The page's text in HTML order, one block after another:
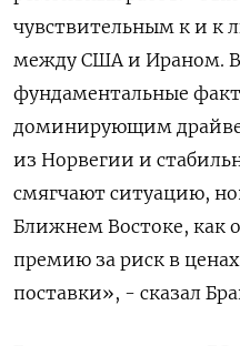
чувствительным к и к
между США и Ираном. В
фундаментальные
доминирующим
из Норвегии ​и
смягчают ситуацию,
Ближнем Востоке, как
премию за риск в
поставки», - сказал